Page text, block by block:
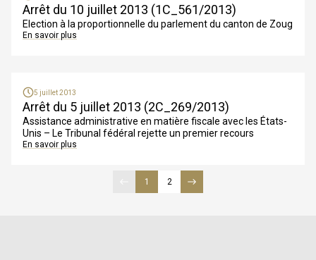
Arrêt du 10 juillet 2013 (1C_561/2013)
Election à la proportionnelle du parlement du canton de Zoug
En savoir plus
5 juillet 2013
Arrêt du 5 juillet 2013 (2C_269/2013)
Assistance administrative en matière fiscale avec les États-
Unis – Le Tribunal fédéral rejette un premier recours
En savoir plus
Page précédente
page
1première page
page
2Dernière page
Page suivante